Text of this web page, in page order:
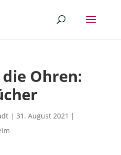
Ohren:
| 31. August 2021 |